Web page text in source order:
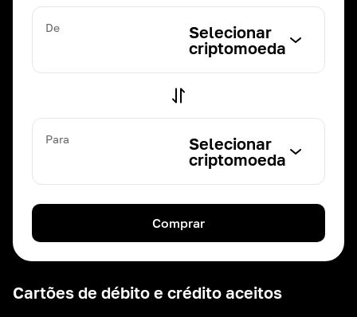
Cartões de débito e crédito aceitos
De
Selecionar
criptomoeda
Para
Selecionar
criptomoeda
Comprar